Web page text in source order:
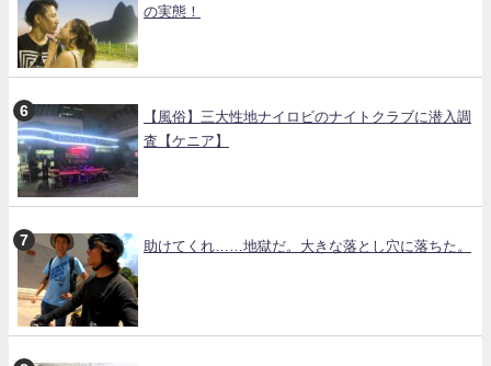
の実態！
【風俗】三大性地ナイロビのナイトクラブに潜入調
査【ケニア】
助けてくれ……地獄だ。大きな落とし穴に落ちた。